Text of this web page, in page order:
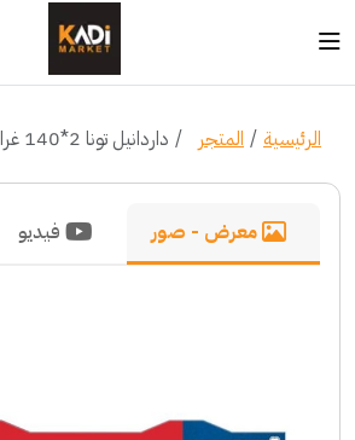
الرئيسية المتجر داردانيل تونا 2*140 غرام
معرض - صور فيديو